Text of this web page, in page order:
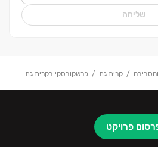
שבו אנו בונים, אנחנו רואים את
בבית שלכם, יש על מי
שליחה
קרית גת פרשקובסקי בקרית גת
פרויקט